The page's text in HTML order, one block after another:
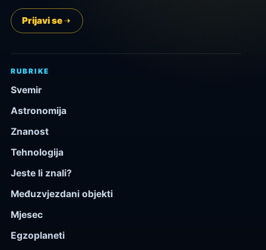
Prijavi se
RUBRIKE
Svemir
Astronomija
Znanost
Tehnologija
Jeste li znali?
Međuzvjezdani objekti
Mjesec
Egzoplaneti